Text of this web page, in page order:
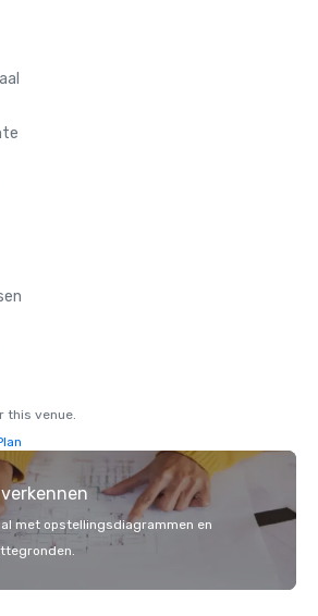
this venue.
met opstellingsdiagrammen en